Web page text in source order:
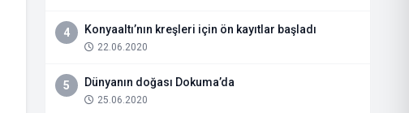
4 Konyaaltı’nın kreşleri için ön kayıtlar başladı
22.06.2020
5 Dünyanın doğası Dokuma’da
25.06.2020